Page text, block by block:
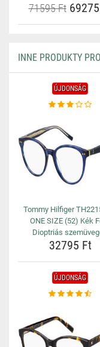
71595 Ft
INNE PRODUKTY
ÚJDONSÁG
Tommy Hilfiger
ONE SIZE (52) Kék
Dioptriás
32795 Ft
ÚJDONSÁG